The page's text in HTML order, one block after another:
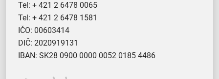
Tel: + 421 2 6478 0065
Tel: + 421 2 6478 1581
IČO: 00603414
DIČ: 2020919131
IBAN: SK28 0900 0000 0052 0185 4486